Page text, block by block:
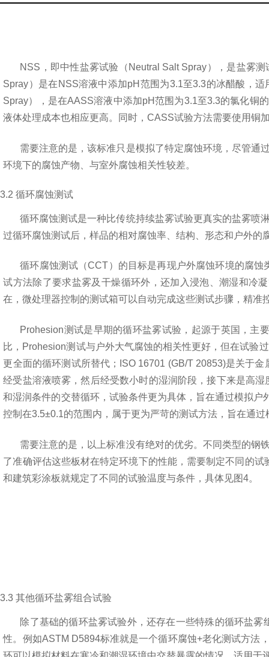
NSS ，即中性盐雾试验（ Neutral Salt Spray），是盐雾
Spray）是在 NSS溶液中添加pH 范围为3.1至3.3的冰醋酸，适
Spray），是在AASS溶液中添加pH范围为3.1至3.3的氯化铜
液体处理成本也相应更高。同时，CASS试验方法需要使用铜
需要注意的是，该标准只是模拟了特定腐蚀环境，尽管通
环境下的腐蚀产物、与室外腐蚀相关性较差。
3.2 循环腐蚀测试
循环腐蚀测试是一种比传统持续盐雾试验更真实的盐雾喷
过循环腐蚀测试后，样品的相对腐蚀率、结构、形态和户外
循环腐蚀测试（CCT）的目标是再现户外腐蚀环境的腐蚀
试方法除了要求盐雾及干燥循环外，还加入浸泡、潮湿和冷
在，微处理器控制的测试箱可以自动完成这些测试步骤，精
Prohesion测试是早期的循环盐雾试验，起源于英国，主
比， Prohesion测试与户外大气腐蚀的相关性更好，但在试验
更全面的循环测试所替代；
ISO 16701 (GB/T 20853)是关于金
经受盐溶液喷雾，然后经受数小时的湿润阶段，接下来是高
和湿润条件的交替循环，试验条件更为具体，旨在通过模拟 户
控制在3.5±0.1的范围内，属于更为严苛的测试方法，旨在通过
需要注意的是，以上标准没有绝对的优劣。不同类型的钢
了准确评估这些板材在特定环境下的性能，需要制定不同的试
和建筑彩涂板就规定了不同的试验温度与条件，具体见图4。
3.3 其他循环盐雾组合试验
除了基础的循环盐雾试验外，还存在一些特殊的循环盐
性。例如ASTM D5894标准就是一个循环腐蚀+老化测试方法